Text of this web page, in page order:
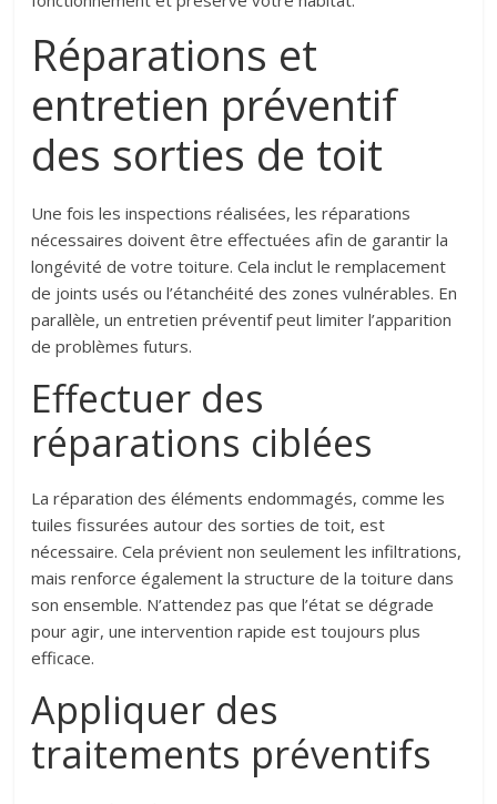
Réparations et
entretien préventif
des sorties de toit
Une fois les inspections réalisées, les réparations
nécessaires doivent être effectuées afin de garantir la
longévité de votre toiture. Cela inclut le remplacement
de joints usés ou l’étanchéité des zones vulnérables. En
parallèle, un entretien préventif peut limiter l’apparition
de problèmes futurs.
Effectuer des
réparations ciblées
La réparation des éléments endommagés, comme les
tuiles fissurées autour des sorties de toit, est
nécessaire. Cela prévient non seulement les infiltrations,
mais renforce également la structure de la toiture dans
son ensemble. N’attendez pas que l’état se dégrade
pour agir, une intervention rapide est toujours plus
efficace.
Appliquer des
traitements préventifs